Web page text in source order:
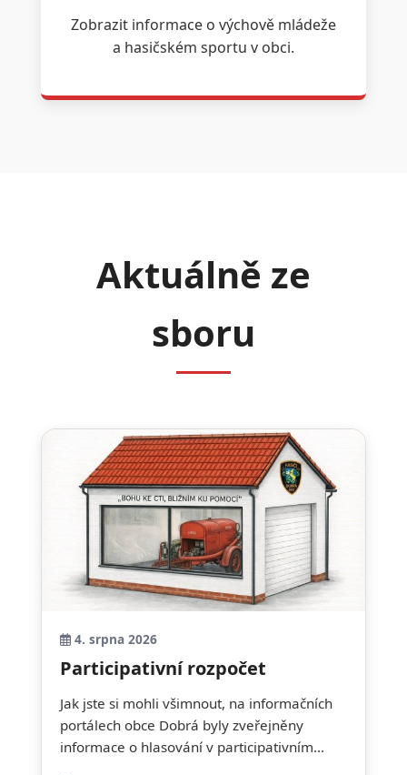
Zobrazit informace o výchově mládeže
a hasičském sportu v obci.
Aktuálně ze
sboru
4. srpna 2026
Participativní rozpočet
Jak jste si mohli všimnout, na informačních
portálech obce Dobrá byly zveřejněny
informace o hlasování v participativním...